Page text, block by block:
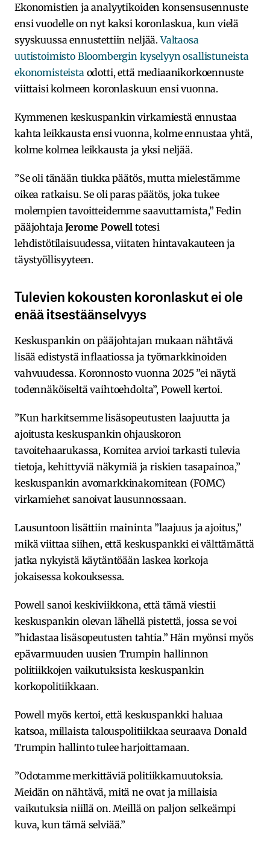
Ekonomistien ja analyytikoiden konsensusennuste
ensi vuodelle on nyt kaksi koronlaskua, kun vielä
syyskuussa ennustettiin neljää.Valtaosa
uutistoimisto Bloombergin kyselyyn osallistuneista
ekonomisteista odotti, että mediaanikorkoennuste
viittaisi kolmeen koronlaskuun ensi vuonna.
Kymmenen keskuspankin virkamiestä ennustaa
kahta leikkausta ensi vuonna, kolme ennustaa yhtä,
kolme kolmea leikkausta ja yksi neljää.
”Se oli tänään tiukka päätös, mutta mielestämme
oikea ratkaisu. Se oli paras päätös, joka tukee
molempien tavoitteidemme saavuttamista,” Fedin
pääjohtajaJerome Powell totesi
lehdistötilaisuudessa, viitaten hintavakauteen ja
täystyöllisyyteen.
Tulevien kokousten koronlaskut ei ole
enää itsestäänselvyys
Keskuspankin on pääjohtajan mukaan nähtävä
lisää edistystä inflaatiossa ja työmarkkinoiden
vahvuudessa. Koronnosto vuonna 2025 ”ei näytä
todennäköiseltä vaihtoehdolta”, Powell kertoi.
”Kun harkitsemme lisäsopeutusten laajuutta ja
ajoitusta keskuspankin ohjauskoron
tavoitehaarukassa, Komitea arvioi tarkasti tulevia
tietoja, kehittyviä näkymiä ja riskien tasapainoa,”
keskuspankin avomarkkinakomitean (FOMC)
virkamiehet sanoivat lausunnossaan.
Lausuntoon lisättiin maininta ”laajuus ja ajoitus,”
mikä viittaa siihen, että keskuspankki ei välttämättä
jatka nykyistä käytäntöään laskea korkoja
jokaisessa kokouksessa.
Powell sanoi keskiviikkona, että tämä viestii
keskuspankin olevan lähellä pistettä, jossa se voi
”hidastaa lisäsopeutusten tahtia.” Hän myönsi myös
epävarmuuden uusien Trumpin hallinnon
politiikkojen vaikutuksista keskuspankin
korkopolitiikkaan.
Powell myös kertoi, että keskuspankki haluaa
katsoa, millaista talouspolitiikkaa seuraava Donald
Trumpin hallinto tulee harjoittamaan.
”Odotamme merkittäviä politiikkamuutoksia.
Meidän on nähtävä, mitä ne ovat ja millaisia
vaikutuksia niillä on. Meillä on paljon selkeämpi
kuva, kun tämä selviää.”